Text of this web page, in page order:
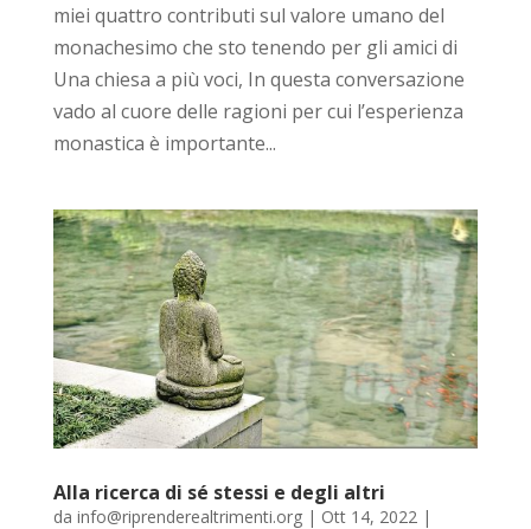
miei quattro contributi sul valore umano del
monachesimo che sto tenendo per gli amici di
Una chiesa a più voci, In questa conversazione
vado al cuore delle ragioni per cui l’esperienza
monastica è importante...
Alla ricerca di sé stessi e degli altri
da info@riprenderealtrimenti.org| Ott 14, 2022 |